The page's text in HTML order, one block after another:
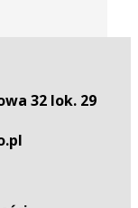
32 lok. 29